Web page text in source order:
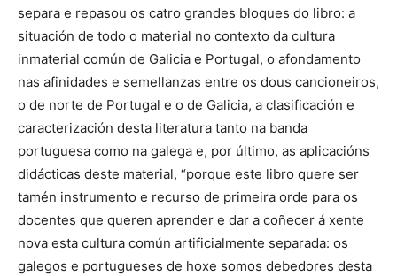
separa e repasou os catro grandes bloques do libro: a
situación de todo o material no contexto da cultura
inmaterial común de Galicia e Portugal, o afondamento
nas afinidades e semellanzas entre os dous cancioneiros,
o de norte de Portugal e o de Galicia, a clasificación e
caracterización desta literatura tanto na banda
portuguesa como na galega e, por último, as aplicacións
didácticas deste material, “porque este libro quere ser
tamén instrumento e recurso de primeira orde para os
docentes que queren aprender e dar a coñecer á xente
nova esta cultura común artificialmente separada: os
galegos e portugueses de hoxe somos debedores desta